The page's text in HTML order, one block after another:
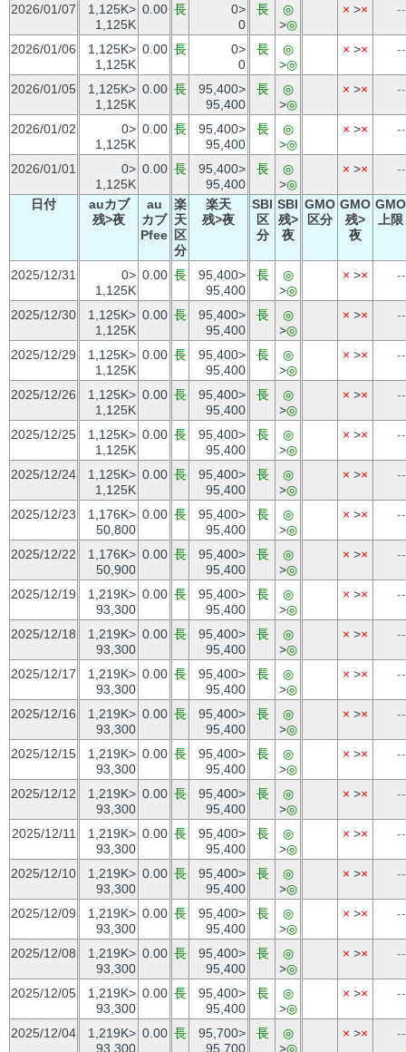
2026/01/07
1,125K>
1,125K
0.00 長
0>
0
長
◎
>◎
× >× --
2026/01/06
1,125K>
1,125K
0.00 長
0>
0
長
◎
>◎
× >× --
2026/01/05
1,125K>
1,125K
0.00 長
95,400>
95,400
長
◎
>◎
× >× --
2026/01/02
0>
1,125K
0.00 長
95,400>
95,400
長
◎
>◎
× >× --
2026/01/01
0>
1,125K
0.00 長
95,400>
95,400
長
◎
>◎
× >× --
日付
auカブ
残>夜
au
カブ
Pfee
楽
天
区
分
楽天
残>夜
SBI
区
分
SBI
残>
夜
GMO
区分
GMO
残>
夜
GMO
上限
2025/12/31
0>
1,125K
0.00 長
95,400>
95,400
長
◎
>◎
× >× --
2025/12/30
1,125K>
1,125K
0.00 長
95,400>
95,400
長
◎
>◎
× >× --
2025/12/29
1,125K>
1,125K
0.00 長
95,400>
95,400
長
◎
>◎
× >× --
2025/12/26
1,125K>
1,125K
0.00 長
95,400>
95,400
長
◎
>◎
× >× --
2025/12/25
1,125K>
1,125K
0.00 長
95,400>
95,400
長
◎
>◎
× >× --
2025/12/24
1,125K>
1,125K
0.00 長
95,400>
95,400
長
◎
>◎
× >× --
2025/12/23
1,176K>
50,800
0.00 長
95,400>
95,400
長
◎
>◎
× >× --
2025/12/22
1,176K>
50,900
0.00 長
95,400>
95,400
長
◎
>◎
× >× --
2025/12/19
1,219K>
93,300
0.00 長
95,400>
95,400
長
◎
>◎
× >× --
2025/12/18
1,219K>
93,300
0.00 長
95,400>
95,400
長
◎
>◎
× >× --
2025/12/17
1,219K>
93,300
0.00 長
95,400>
95,400
長
◎
>◎
× >× --
2025/12/16
1,219K>
93,300
0.00 長
95,400>
95,400
長
◎
>◎
× >× --
2025/12/15
1,219K>
93,300
0.00 長
95,400>
95,400
長
◎
>◎
× >× --
2025/12/12
1,219K>
93,300
0.00 長
95,400>
95,400
長
◎
>◎
× >× --
2025/12/11
1,219K>
93,300
0.00 長
95,400>
95,400
長
◎
>◎
× >× --
2025/12/10
1,219K>
93,300
0.00 長
95,400>
95,400
長
◎
>◎
× >× --
2025/12/09
1,219K>
93,300
0.00 長
95,400>
95,400
長
◎
>◎
× >× --
2025/12/08
1,219K>
93,300
0.00 長
95,400>
95,400
長
◎
>◎
× >× --
2025/12/05
1,219K>
93,300
0.00 長
95,400>
95,400
長
◎
>◎
× >× --
2025/12/04
1,219K>
93,300
0.00 長
95,700>
95,700
長
◎
>◎
× >× --